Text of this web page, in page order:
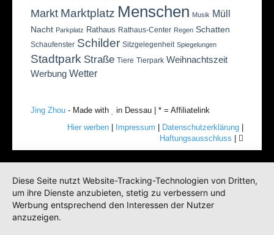
Markt Marktplatz Menschen Musik Müll
Nacht Parkplatz Rathaus Rathaus-Center Regen Schatten
Schaufenster Schilder Sitzgelegenheit Spiegelungen
Stadtpark Straße Tiere Tierpark Weihnachtszeit
Werbung Wetter
Jing Zhou - Made with
in Dessau | * = Affiliatelink
Hier werben
Impressum Datenschutzerklärung
Haftungsausschluss
Diese Seite nutzt Website-Tracking-Technologien von Dritten,
um ihre Dienste anzubieten, stetig zu verbessern und
Werbung entsprechend den Interessen der Nutzer
anzuzeigen.